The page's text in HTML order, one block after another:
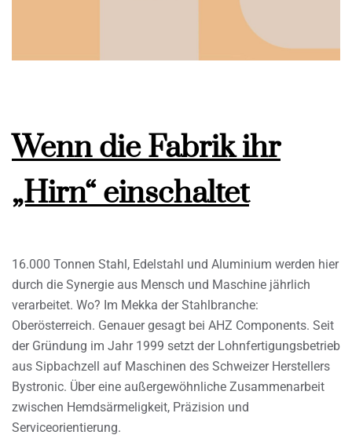
Wenn die Fabrik ihr
„Hirn“ einschaltet
16.000 Tonnen Stahl, Edelstahl und Aluminium werden hier
durch die Synergie aus Mensch und Maschine jährlich
verarbeitet. Wo? Im Mekka der Stahlbranche:
Oberösterreich. Genauer gesagt bei AHZ Components. Seit
der Gründung im Jahr 1999 setzt der Lohnfertigungsbetrieb
aus Sipbachzell auf Maschinen des Schweizer Herstellers
Bystronic. Über eine außergewöhnliche Zusammenarbeit
zwischen Hemdsärmeligkeit, Präzision und
Serviceorientierung.